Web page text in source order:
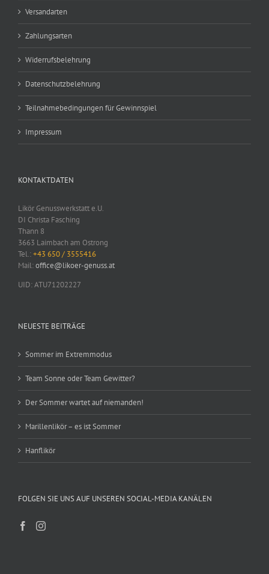
Versandarten
Zahlungsarten
Widerrufsbelehrung
Datenschutzbelehrung
Teilnahmebedingungen für Gewinnspiel
Impressum
KONTAKTDATEN
Likör Genusswerkstatt e.U.
DI Christa Fasching
Thann 8
3663 Laimbach am Ostrong
Tel.:+43 650 / 3555416
Mail:office@likoer-genuss.at
UID: ATU71202227
NEUESTE BEITRÄGE
Sommer im Extremmodus
Team Sonne oder Team Gewitter?
Der Sommer wartet auf niemanden!
Marillenlikör – es ist Sommer
Hanflikör
FOLGEN SIE UNS AUF UNSEREN SOCIAL-MEDIA KANÄLEN